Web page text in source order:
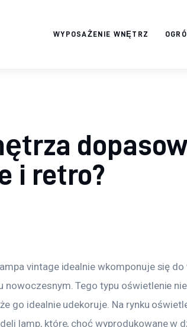
WYPOSAŻENIE WNĘTRZ
i retro?
vintage idealnie wkomponuje się
nowoczesnym. Tego typu oświetlenie
go idealnie udekoruje. Na rynku
lamp, które, choć wyprodukowane w